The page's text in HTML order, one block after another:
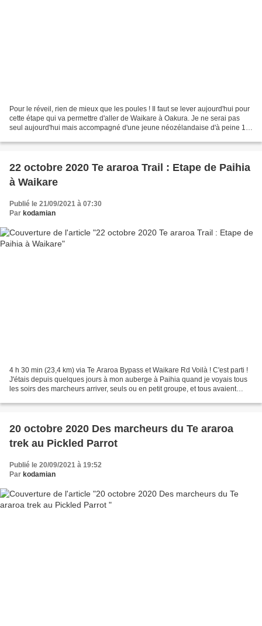
Pour le réveil, rien de mieux que les poules ! Il faut se lever aujourd'hui pour
cette étape qui va permettre d'aller de Waikare à Oakura. Je ne serai pas
seul aujourd'hui mais accompagné d'une jeune néozélandaise d'à peine 19
22 octobre 2020 Te araroa Trail : Etape de Paihia
à Waikare
Publié le 21/09/2021 à 07:30
Par kodamian
4 h 30 min (23,4 km) via Te Araroa Bypass et Waikare Rd Voilà ! C'est parti !
J'étais depuis quelques jours à mon auberge à Paihia quand je voyais tous
les soirs des marcheurs arriver, seuls ou en petit groupe, et tous avaient
20 octobre 2020 Des marcheurs du Te araroa
trek au Pickled Parrot
Publié le 20/09/2021 à 19:52
Par kodamian